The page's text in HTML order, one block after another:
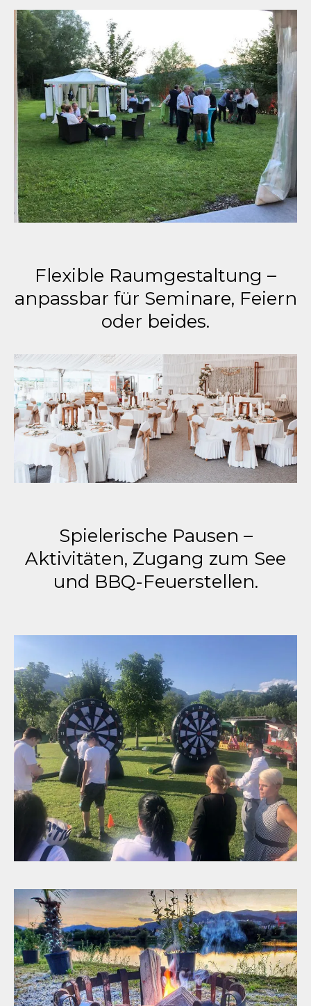
Flexible Raumgestaltung –
anpassbar für Seminare, Feiern
oder beides.
Spielerische Pausen –
Aktivitäten, Zugang zum See
und BBQ-Feuerstellen.